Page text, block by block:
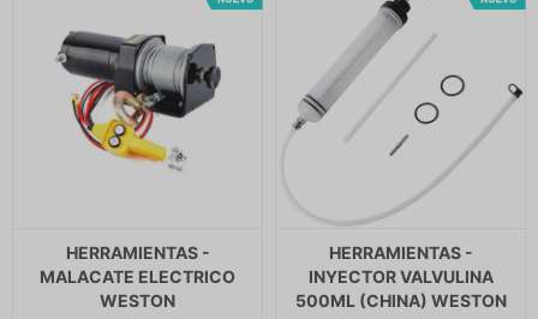
HERRAMIENTAS -
MALACATE ELECTRICO
WESTON
HERRAMIENTAS -
INYECTOR VALVULINA
500ML (CHINA) WESTON